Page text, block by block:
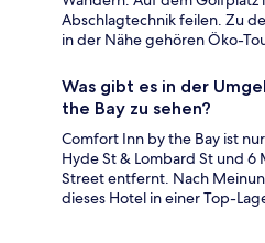
Abschlagtechnik feilen. Zu
in der Nähe gehören Öko-
Was gibt es in der
the Bay zu sehen?
Comfort Inn by the Bay ist
Hyde St & Lombard St und
Street entfernt. Nach
dieses Hotel in einer Top-